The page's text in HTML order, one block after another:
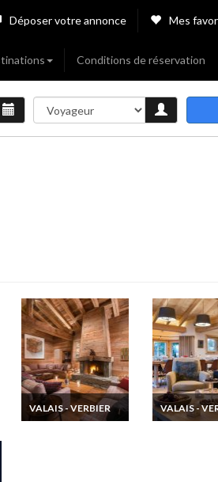
Déposer votre annonce Mes
Conditions de réservation
VALAIS - VERBIER
Location Chalet de
VALAIS -
Location